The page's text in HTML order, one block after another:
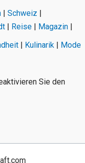
| Schweiz |
| Reise | Magazin |
| Kulinarik | Mode
Sie den